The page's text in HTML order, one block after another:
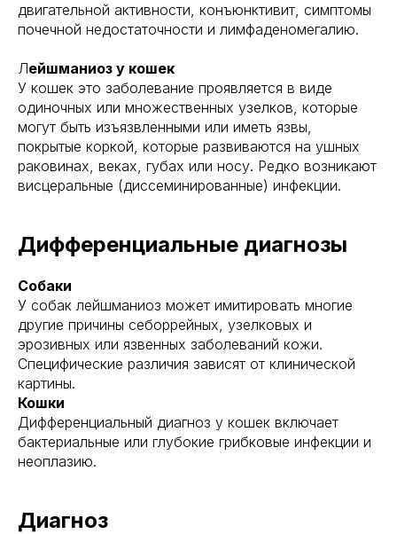
двигательной активности, конъюнктивит, симптомы
почечной недостаточности и лимфаденомегалию.
Лейшманиоз у кошек
У кошек это заболевание проявляется в виде
одиночных или множественных узелков, которые
могут быть изъязвленными или иметь язвы,
покрытые коркой, которые развиваются на ушных
раковинах, веках, губах или носу. Редко возникают
висцеральные (диссеминированные) инфекции.
Дифференциальные диагнозы
Собаки
У собак лейшманиоз может имитировать многие
другие причины себоррейных, узелковых и
эрозивных или язвенных заболеваний кожи.
Специфические различия зависят от клинической
картины.
Кошки
Дифференциальный диагноз у кошек включает
бактериальные или глубокие грибковые инфекции и
неоплазию.
Диагноз